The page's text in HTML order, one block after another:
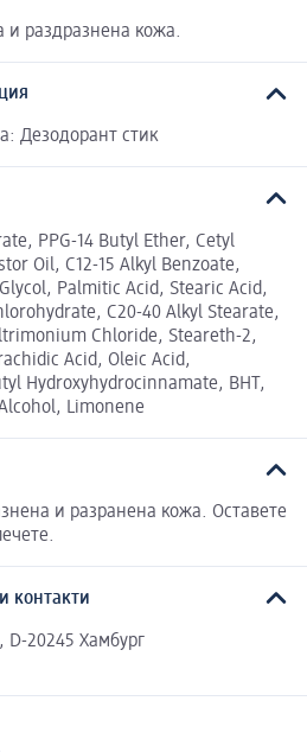
и раздразнена кожа.
Дезодорант стик
PPG-14 Butyl Ether, Cetyl
Oil, C12-15 Alkyl Benzoate,
Palmitic Acid, Stearic Acid,
C20-40 Alkyl Stearate,
Chloride, Steareth-2,
Acid, Oleic Acid,
Hydroxyhydrocinnamate, BHT,
Limonene
и разранена кожа. Оставете
контакти
D-20245 Хамбург